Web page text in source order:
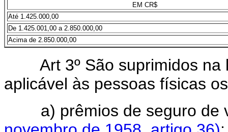
EM CR$
Até 1.425.000,00
De 1.425.001,00 a 2.850.000,00
Acima de 2.850.000,00
Art 3º São suprimidos
aplicável às pessoas físicas
a) prêmios de seguro de